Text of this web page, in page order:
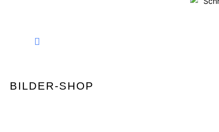
BILDER-SHOP